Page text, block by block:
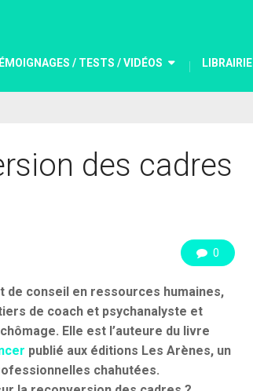
/ TESTS / VIDÉOS LIBRAIRIE
des cadres
0
de conseil en ressources humaines,
de coach et psychanalyste et
. Elle est l’auteure du livre
publié aux éditions Les Arènes, un
chahutées.